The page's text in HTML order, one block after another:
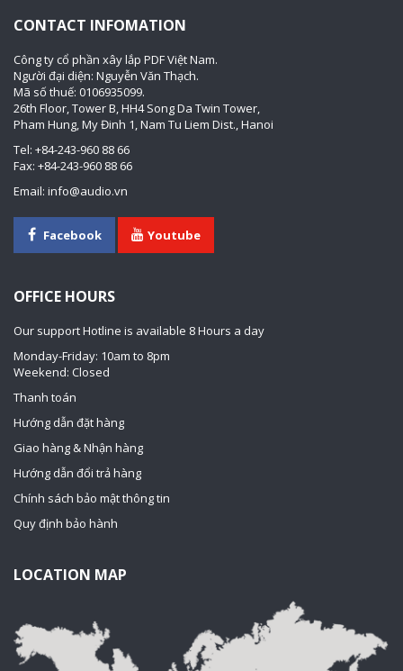
CONTACT INFOMATION
Công ty cổ phần xây lắp PDF Việt Nam.
Người đại diện: Nguyễn Văn Thạch.
Mã số thuế: 0106935099.
26th Floor, Tower B, HH4 Song Da Twin Tower,
Pham Hung, My Đinh 1, Nam Tu Liem Dist., Hanoi
Tel: +84-243-960 88 66
Fax: +84-243-960 88 66
Email: info@audio.vn
Facebook Youtube
OFFICE HOURS
Our support Hotline is available 8 Hours a day
Monday-Friday: 10am to 8pm
Weekend: Closed
Thanh toán
Hướng dẫn đặt hàng
Giao hàng & Nhận hàng
Hướng dẫn đổi trả hàng
Chính sách bảo mật thông tin
Quy định bảo hành
LOCATION MAP